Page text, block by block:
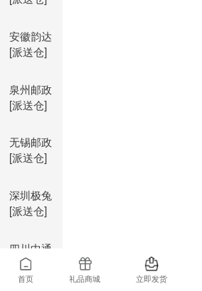
安徽韵达
[派送仓]
泉州邮政
[派送仓]
无锡邮政
[派送仓]
深圳极兔
[派送仓]
四川中通
[派送仓]
首页 礼品商城 立即发货